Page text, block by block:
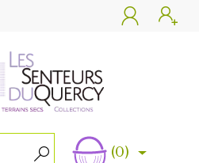
 
 (0)